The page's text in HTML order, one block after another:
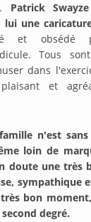
Patrick
une
et obsédé
Tous
dans
et
n'est
loin de
doute une très
sympathique
bon
degré.